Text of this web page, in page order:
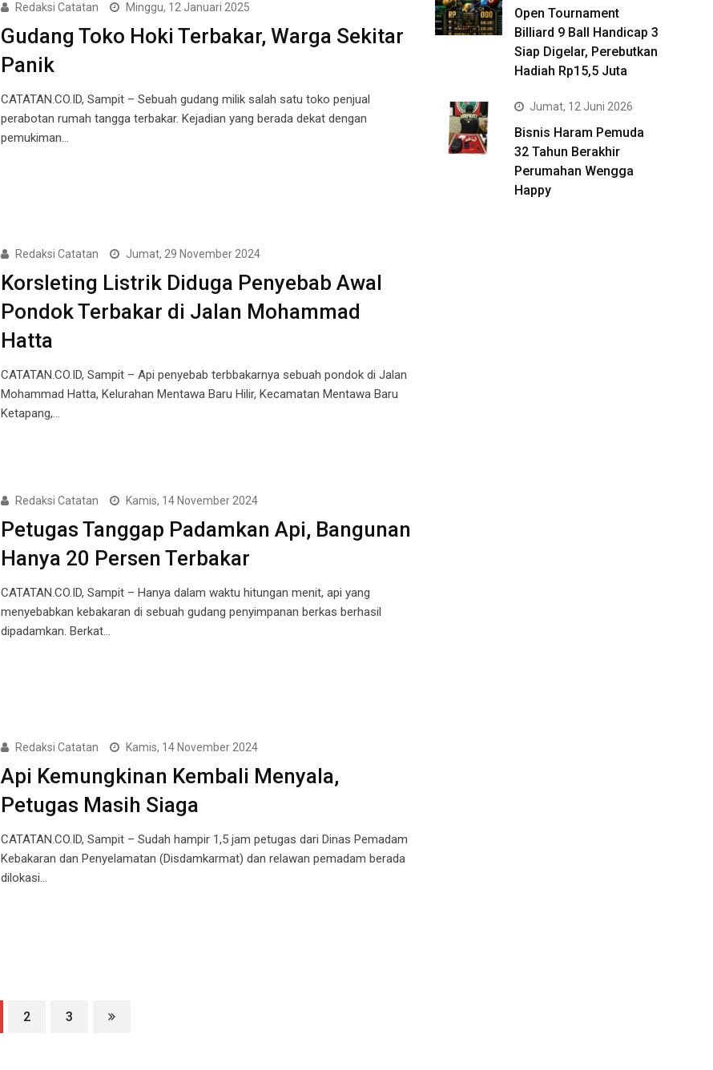
Redaksi Catatan Minggu, 12 Januari 2025
Gudang Toko Hoki Terbakar, Warga Sekitar
Panik
CATATAN.CO.ID, Sampit – Sebuah gudang milik salah satu toko penjual
perabotan rumah tangga terbakar. Kejadian yang berada dekat dengan
pemukiman…
Redaksi Catatan Jumat, 29 November 2024
Korsleting Listrik Diduga Penyebab Awal
Pondok Terbakar di Jalan Mohammad
Hatta
CATATAN.CO.ID, Sampit – Api penyebab terbbakarnya sebuah pondok di Jalan
Mohammad Hatta, Kelurahan Mentawa Baru Hilir, Kecamatan Mentawa Baru
Ketapang,…
Redaksi Catatan Kamis, 14 November 2024
Petugas Tanggap Padamkan Api, Bangunan
Hanya 20 Persen Terbakar
CATATAN.CO.ID, Sampit – Hanya dalam waktu hitungan menit, api yang
menyebabkan kebakaran di sebuah gudang penyimpanan berkas berhasil
dipadamkan. Berkat…
Redaksi Catatan Kamis, 14 November 2024
Api Kemungkinan Kembali Menyala,
Petugas Masih Siaga
CATATAN.CO.ID, Sampit – Sudah hampir 1,5 jam petugas dari Dinas Pemadam
Kebakaran dan Penyelamatan (Disdamkarmat) dan relawan pemadam berada
dilokasi…
2 3
Open Tournament
Billiard 9 Ball Handicap 3
Siap Digelar, Perebutkan
Hadiah Rp15,5 Juta
Jumat, 12 Juni 2026
Bisnis Haram Pemuda
32 Tahun Berakhir
Perumahan Wengga
Happy